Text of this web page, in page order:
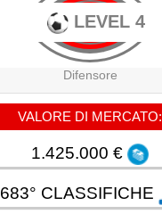
LEVEL 4
Difensore
VALORE DI MERCATO:
1.425.000 €
683° CLASSIFICHE